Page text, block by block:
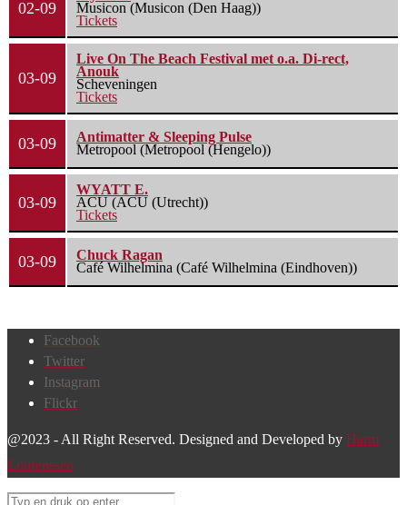
02-09
Musicon (Musicon (Den Haag))
Tickets
03-09
Live On The Beach Festival met o.a. Di-rect,
Anouk
Scheveningen
Tickets
03-09
Antimatter & Sleeping Pulse
Metropool (Metropool (Hengelo))
03-09
WYATT E.
ACU (ACU (Utrecht))
Tickets
03-09
Chuck Ragan
Café Wilhelmina (Café Wilhelmina (Eindhoven))
Facebook
Twitter
Instagram
Flickr
@2023 - All Right Reserved. Designed and Developed by Harm
Lourenssen